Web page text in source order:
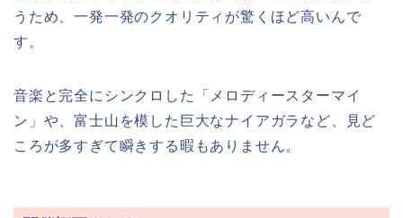
うため、一発一発のクオリティが驚くほど高いんで
す。
音楽と完全にシンクロした「メロディースターマイ
ン」や、富士山を模した巨大なナイアガラなど、見ど
ころが多すぎて瞬きする暇もありません。